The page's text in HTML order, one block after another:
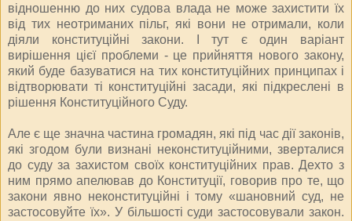
відношенню до них судова влада не може захистити їх
від тих неотриманих пільг, які вони не отримали, коли
діяли конституційні закони. І тут є один варіант
вирішення цієї проблеми - це прийняття нового закону,
який буде базуватися на тих конституційних принципах і
відтворювати ті конституційні засади, які підкреслені в
рішення Конституційного Суду.
Але є ще значна частина громадян, які під час дії законів,
які згодом були визнані неконституційними, зверталися
до суду за захистом своїх конституційних прав. Дехто з
ним прямо апелював до Конституції, говорив про те, що
закони явно неконституційні і тому «шановний суд, не
застосовуйте їх». У більшості суди застосовували закон.